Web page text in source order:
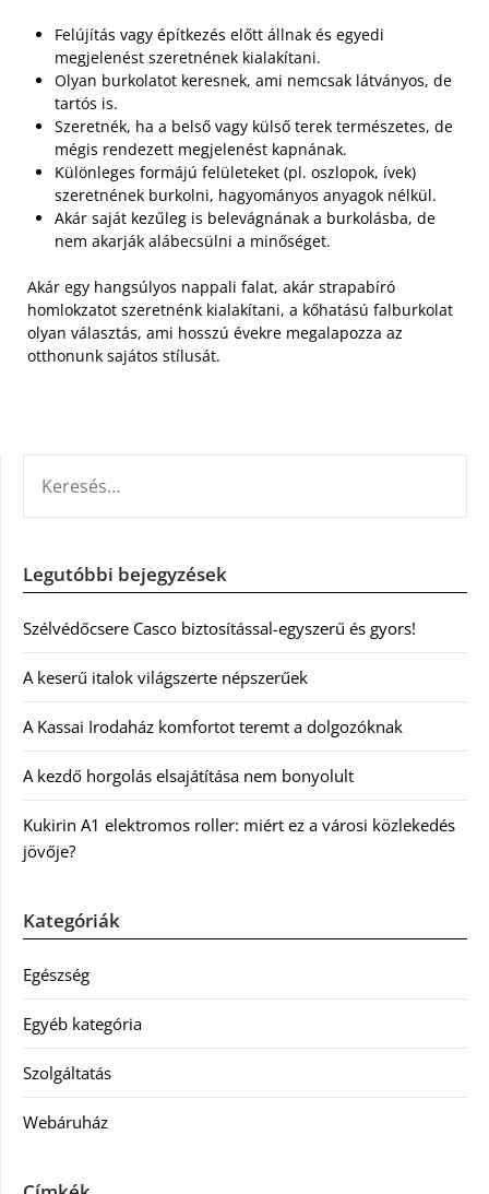
Felújítás vagy építkezés előtt állnak és egyedi
megjelenést szeretnének kialakítani.
Olyan burkolatot keresnek, ami nemcsak látványos, de
tartós is.
Szeretnék, ha a belső vagy külső terek természetes, de
mégis rendezett megjelenést kapnának.
Különleges formájú felületeket (pl. oszlopok, ívek)
szeretnének burkolni, hagyományos anyagok nélkül.
Akár saját kezűleg is belevágnának a burkolásba, de
nem akarják alábecsülni a minőséget.
Akár egy hangsúlyos nappali falat, akár strapabíró
homlokzatot szeretnénk kialakítani, a kőhatású falburkolat
olyan választás, ami hosszú évekre megalapozza az
otthonunk sajátos stílusát.
Legutóbbi bejegyzések
Szélvédőcsere Casco biztosítással-egyszerű és gyors!
A keserű italok világszerte népszerűek
A Kassai Irodaház komfortot teremt a dolgozóknak
A kezdő horgolás elsajátítása nem bonyolult
Kukirin A1 elektromos roller: miért ez a városi közlekedés
jövője?
Kategóriák
Egészség
Egyéb kategória
Szolgáltatás
Webáruház